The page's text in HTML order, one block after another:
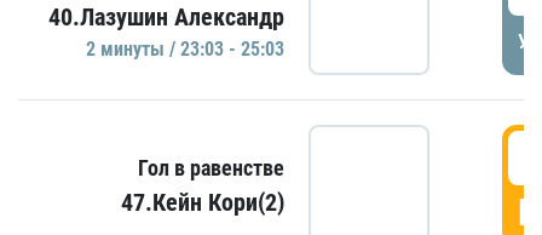
40.Лазушин Александр
2 минуты / 23:03 - 25:03
Гол в равенстве
47.Кейн Кори(2)